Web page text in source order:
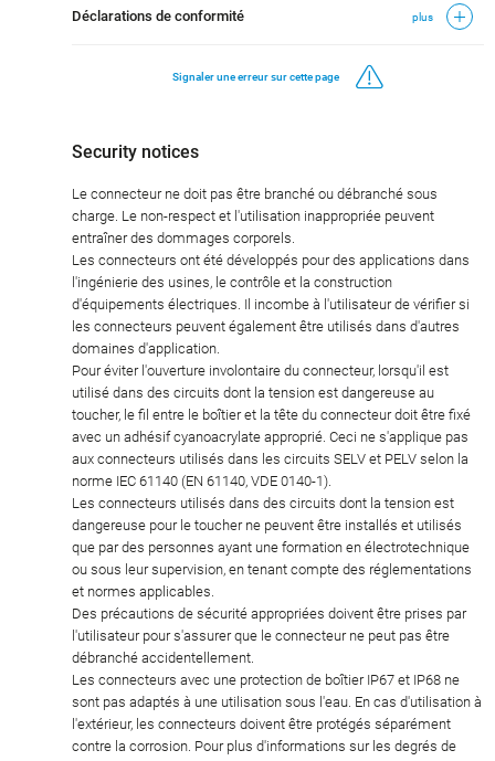
Déclarations de conformité plus
Signaler une erreur sur cette page
Security notices
Le connecteur ne doit pas être branché ou débranché sous
charge. Le non-respect et l'utilisation inappropriée peuvent
entraîner des dommages corporels.
Les connecteurs ont été développés pour des applications dans
l'ingénierie des usines, le contrôle et la construction
d'équipements électriques. Il incombe à l'utilisateur de vérifier si
les connecteurs peuvent également être utilisés dans d'autres
domaines d'application.
Pour éviter l'ouverture involontaire du connecteur, lorsqu'il est
utilisé dans des circuits dont la tension est dangereuse au
toucher, le fil entre le boîtier et la tête du connecteur doit être fixé
avec un adhésif cyanoacrylate approprié. Ceci ne s'applique pas
aux connecteurs utilisés dans les circuits SELV et PELV selon la
norme IEC 61140 (EN 61140, VDE 0140-1).
Les connecteurs utilisés dans des circuits dont la tension est
dangereuse pour le toucher ne peuvent être installés et utilisés
que par des personnes ayant une formation en électrotechnique
ou sous leur supervision, en tenant compte des réglementations
et normes applicables.
Des précautions de sécurité appropriées doivent être prises par
l'utilisateur pour s'assurer que le connecteur ne peut pas être
débranché accidentellement.
Les connecteurs avec une protection de boîtier IP67 et IP68 ne
sont pas adaptés à une utilisation sous l'eau. En cas d'utilisation à
l'extérieur, les connecteurs doivent être protégés séparément
contre la corrosion. Pour plus d'informations sur les degrés de